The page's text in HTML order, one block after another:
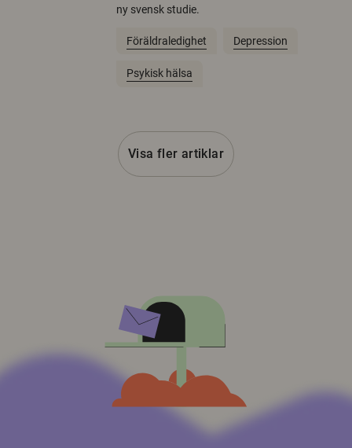
ny svensk studie.
Föräldraledighet Depression
Psykisk hälsa
Visa fler artiklar